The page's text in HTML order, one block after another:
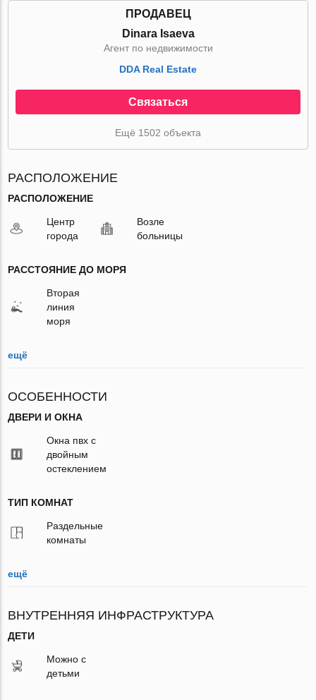
ПРОДАВЕЦ
Dinara Isaeva
Агент по недвижимости
DDA Real Estate
Связаться
Ещё 1502 объекта
РАСПОЛОЖЕНИЕ
РАСПОЛОЖЕНИЕ
Центр
города
Возле
больницы
РАССТОЯНИЕ ДО МОРЯ
Вторая
линия
моря
ещё
ОСОБЕННОСТИ
ДВЕРИ И ОКНА
Окна пвх с
двойным
остеклением
ТИП КОМНАТ
Раздельные
комнаты
ещё
ВНУТРЕННЯЯ ИНФРАСТРУКТУРА
ДЕТИ
Можно с
детьми